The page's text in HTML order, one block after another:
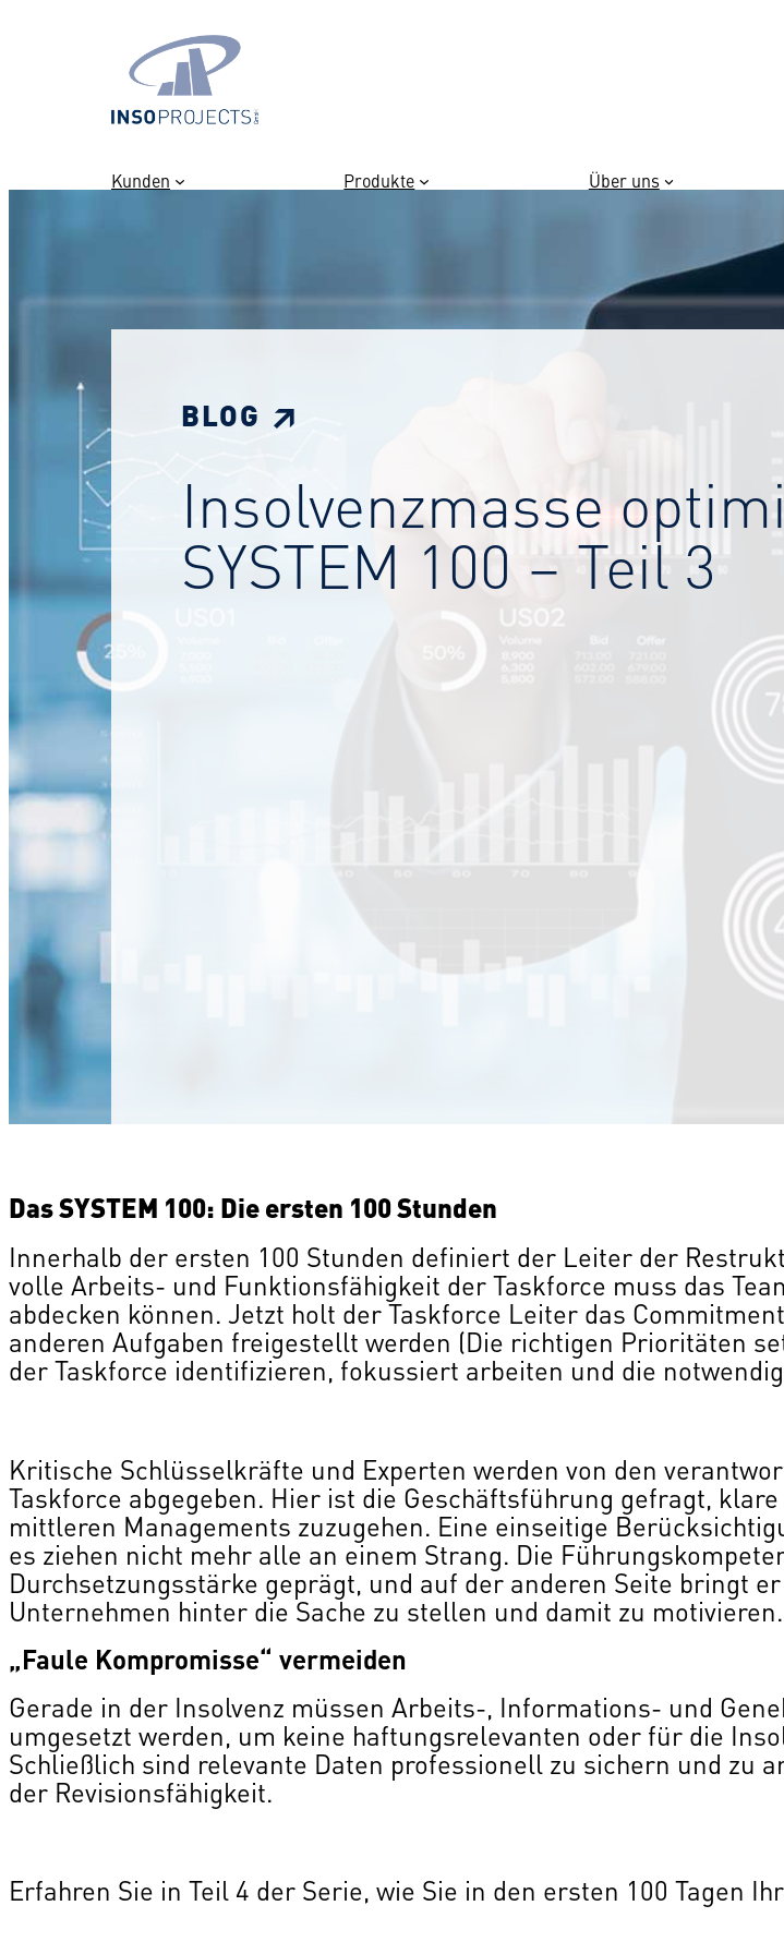
Kunden Produkte Über uns
BLOG ↗
Insolvenzmasse
SYSTEM 100 – Teil 3
Das SYSTEM 100: Die ersten 100 Stunden
Innerhalb der ersten 100 Stunden definiert der Leiter der
volle Arbeits- und Funktionsfähigkeit der Taskforce muss das
abdecken können. Jetzt holt der Taskforce Leiter das
anderen Aufgaben freigestellt werden (Die richtigen Prioritäten
der Taskforce identifizieren, fokussiert arbeiten und die
Kritische Schlüsselkräfte und Experten werden von den
Taskforce abgegeben. Hier ist die Geschäftsführung gefragt,
mittleren Managements zuzugehen. Eine einseitige
es ziehen nicht mehr alle an einem Strang. Die
Durchsetzungsstärke geprägt, und auf der anderen Seite bringt
Unternehmen hinter die Sache zu stellen und damit zu motivieren.
„Faule Kompromisse“ vermeiden
Gerade in der Insolvenz müssen Arbeits-, Informations- und
umgesetzt werden, um keine haftungsrelevanten oder für die
Schließlich sind relevante Daten professionell zu sichern und zu
der Revisionsfähigkeit.
Erfahren Sie in Teil 4 der Serie, wie Sie in den ersten 100 Tagen